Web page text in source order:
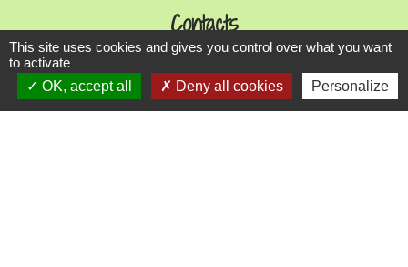
Contacts
Commune de Danne-et-Quatre-Vents
2 Rue de l'Église
57370 Danne-et-Quatre-Vents - FRANCE
This site uses cookies and gives you control over what you want
to activate
OK, accept all
Deny all cookies Personalize